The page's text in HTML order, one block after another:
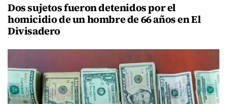
Dos sujetos fueron detenidos por el
homicidio de un hombre de 66 años en El
Divisadero